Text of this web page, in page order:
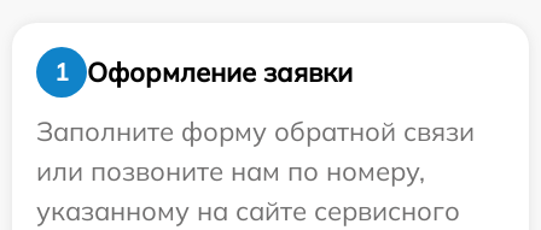
1
Оформление заявки
Заполните форму обратной связи
или позвоните нам по номеру,
указанному на сайте сервисного